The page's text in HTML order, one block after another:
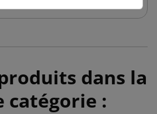
dans la
catégorie :